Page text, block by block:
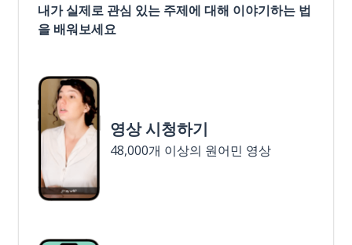
내가 실제로 관심 있는 주제에 대해 이야기하는 법
을 배워보세요
영상 시청하기
48,000개 이상의 원어민 영상